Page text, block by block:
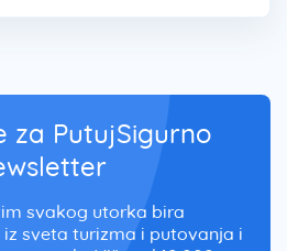
za PutujSigurno
svakog utorka bira
sveta turizma i putovanja i